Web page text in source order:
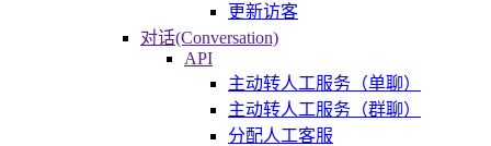
更新访客
对话(Conversation)
API
主动转人工服务（单聊）
主动转人工服务（群聊）
分配人工客服